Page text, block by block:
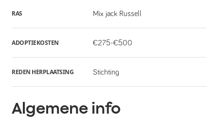
RAS Mix jack Russell
ADOPTIEKOSTEN €275-€500
REDEN HERPLAATSING Stichting
Algemene info